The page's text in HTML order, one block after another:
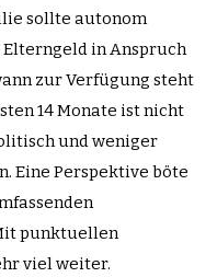
sollte autonom
Elterngeld in Anspruch
zur Verfügung steht
14 Monate ist nicht
und weniger
Eine Perspektive böte
punktuellen
viel weiter.